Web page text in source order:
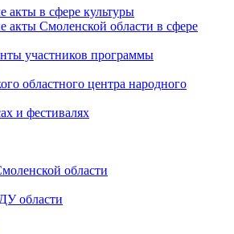
акты в сфере культуры
акты Смоленской области в сфере
участников программы
областного центра народного
и фестивалях
области
области